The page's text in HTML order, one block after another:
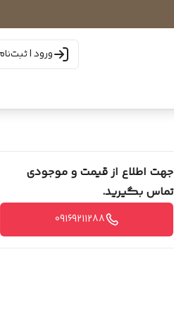
ورود |
جهت اطلاع از قیمت و موجودی
تماس بگیرید.
09169211288